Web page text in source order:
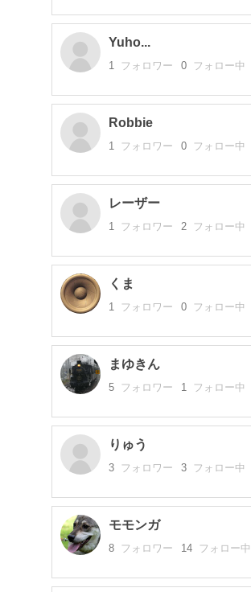
Yuho...
1 フォロワー 0 フォロー中
Robbie
1 フォロワー 0 フォロー中
レーザー
1 フォロワー 2 フォロー中
くま
1 フォロワー 0 フォロー中
まゆきん
5 フォロワー 1 フォロー中
りゅう
3 フォロワー 3 フォロー中
モモンガ
8 フォロワー 14 フォロー中